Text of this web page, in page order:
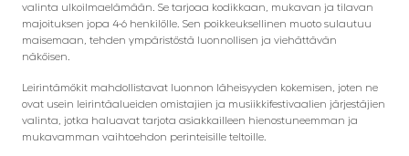
valinta ulkoilmaelämään. Se tarjoaa kodikkaan, mukavan ja tilavan
majoituksen jopa 4-6 henkilölle. Sen poikkeuksellinen muoto sulautuu
maisemaan, tehden ympäristöstä luonnollisen ja viehättävän
näköisen.
Leirintämökit mahdollistavat luonnon läheisyyden kokemisen, joten ne
ovat usein leirintäalueiden omistajien ja musiikkifestivaalien järjestäjien
valinta, jotka haluavat tarjota asiakkailleen hienostuneemman ja
mukavamman vaihtoehdon perinteisille teltoille.